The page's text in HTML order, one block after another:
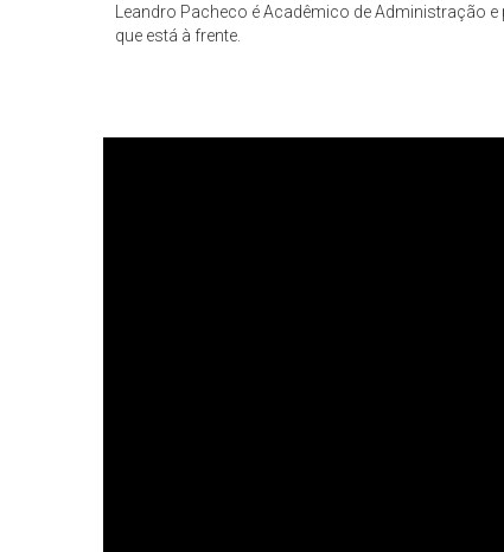
Leandro Pacheco é Acadêmico de Administração
que está à frente.